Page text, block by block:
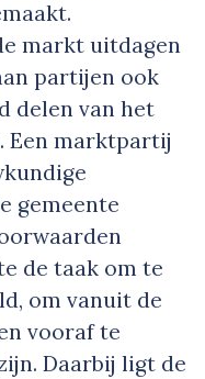
markt uitdagen
partijen ook
delen van het
Een marktpartij
gemeente
de taak om te
om vanuit de
vooraf te
Daarbij ligt de